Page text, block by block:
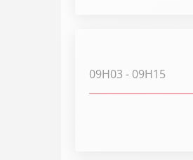
09H03 - 09H15